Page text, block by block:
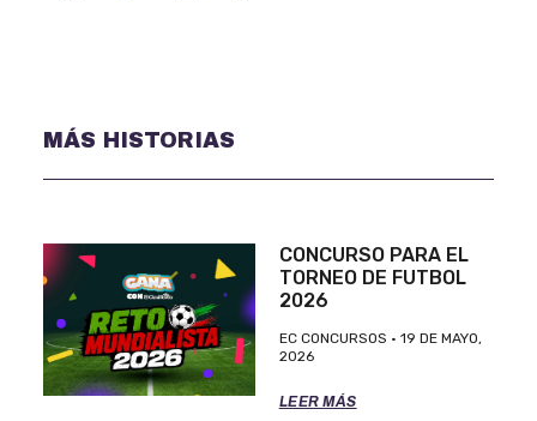
MÁS HISTORIAS
CONCURSO PARA EL
TORNEO DE FUTBOL
2026
EC CONCURSOS
19 DE MAYO,
2026
LEER MÁS